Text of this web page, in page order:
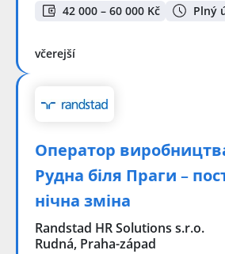
42 000 – 60 000 Kč Plný
včerejší
Оператор
Рудна біля Праги –
нічна зміна
Randstad HR Solutions s.r.o.
Rudná, Praha-západ